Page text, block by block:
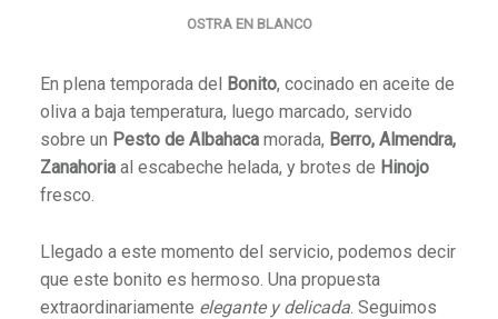
OSTRA EN BLANCO
En plena temporada del Bonito, cocinado en aceite de
oliva a baja temperatura, luego marcado, servido
sobre un Pesto de Albahacamorada, Berro, Almendra,
Zanahoriaal escabeche helada, y brotes de Hinojo
fresco.
Llegado a este momento del servicio, podemos decir
que este bonito es hermoso. Una propuesta
extraordinariamente elegante y delicada. Seguimos